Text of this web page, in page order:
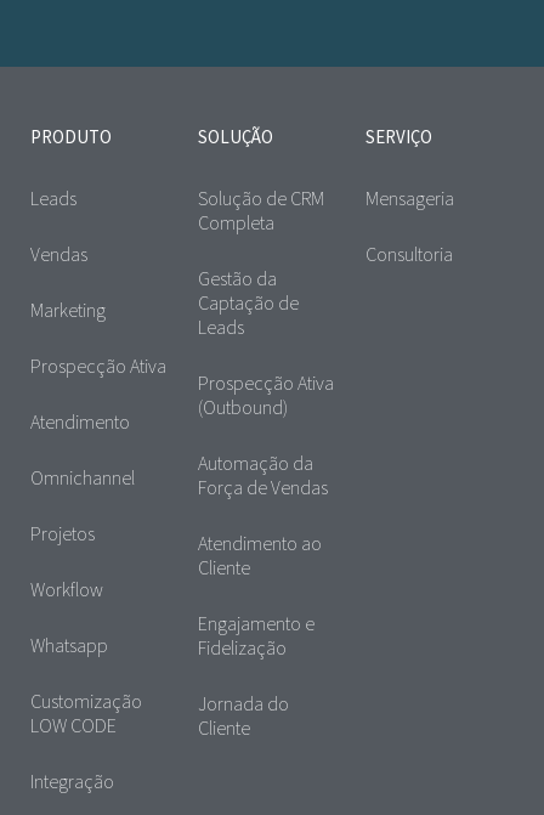
PRODUTO
Leads
Vendas
Marketing
Prospecção Ativa
Atendimento
Omnichannel
Projetos
Workflow
Whatsapp
Customização
LOW CODE
Integração
SOLUÇÃO
Solução de CRM
Completa
Gestão da
Captação de
Leads
Prospecção Ativa
(Outbound)
Automação da
Força de Vendas
Atendimento ao
Cliente
Engajamento e
Fidelização
Jornada do
Cliente
SERVIÇO
Mensageria
Consultoria